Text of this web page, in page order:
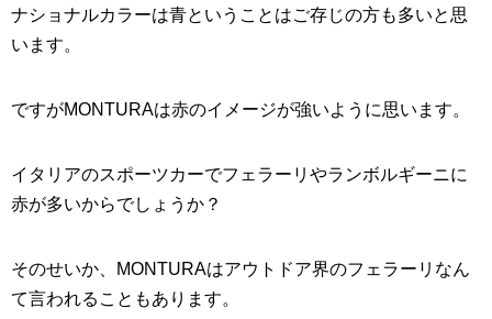
ナショナルカラーは青ということはご存じの方も多いと思
います。
ですがMONTURAは赤のイメージが強いように思います。
イタリアのスポーツカーでフェラーリやランボルギーニに
赤が多いからでしょうか？
そのせいか、MONTURAはアウトドア界のフェラーリなん
て言われることもあります。